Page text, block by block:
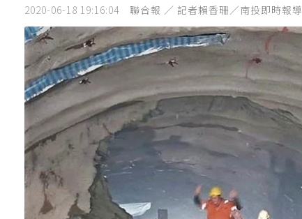
2020-06-18 19:16:04 聯合報 ／ 記者賴香珊／南投即時報導